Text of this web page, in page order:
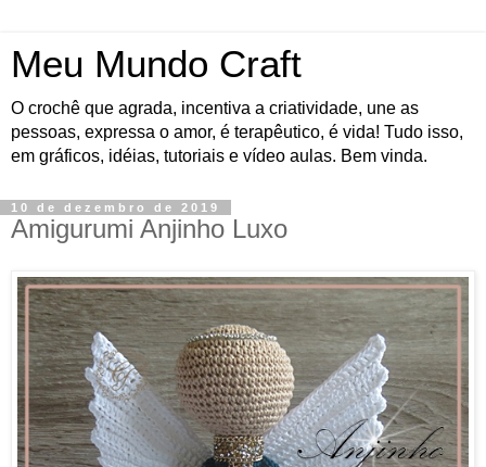
Meu Mundo Craft
O crochê que agrada, incentiva a criatividade, une as
pessoas, expressa o amor, é terapêutico, é vida! Tudo isso,
em gráficos, idéias, tutoriais e vídeo aulas. Bem vinda.
10 de dezembro de 2019
Amigurumi Anjinho Luxo